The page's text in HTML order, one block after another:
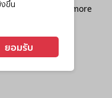
ขึ้น
ยอมรับ
console
for more